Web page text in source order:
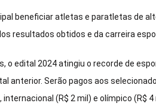
beneficiar atletas e paratletas de
resultados obtidos e da carreira
o edital 2024 atingiu o recorde de
anterior. Serão pagos aos
(R$ 2 mil) e olímpico (R$ 4